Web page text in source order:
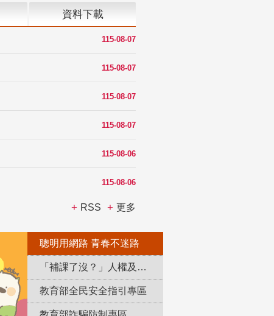
資料下載
115-08-07
115-08-07
115-08-07
115-08-07
115-08-06
115-08-06
RSS 更多
聰明用網路 青春不迷路
「補課了沒？」人權及轉型正義教育專區
教育部全民安全指引專區